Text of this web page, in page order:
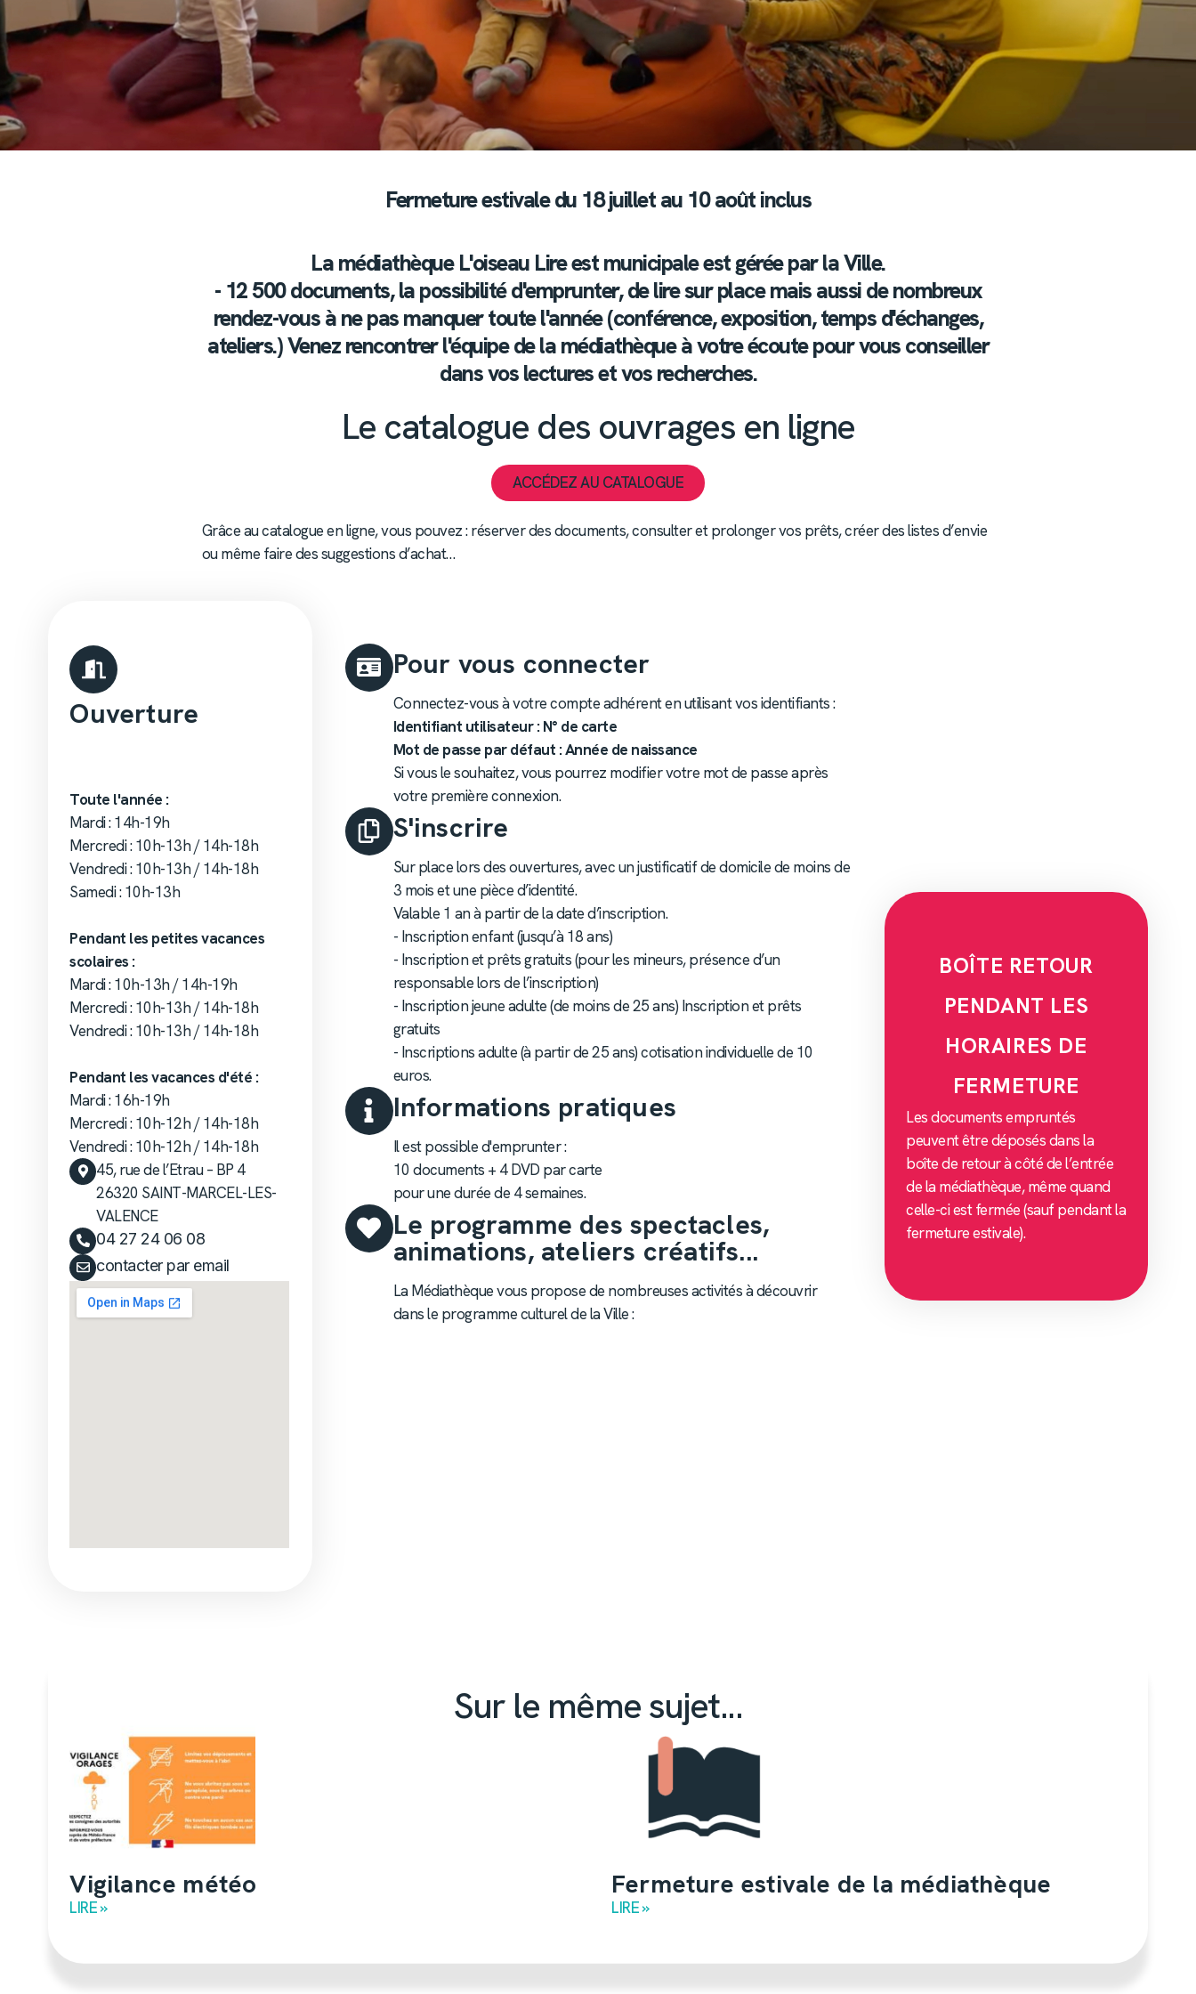
Fermeture estivale du 18 juillet au 10 août inclus
La médiathèque L'oiseau Lire est municipale est gérée par la Ville.
- 12 500 documents, la possibilité d'emprunter, de lire sur place mais aussi de nombreux
rendez-vous à ne pas manquer toute l'année (conférence, exposition, temps d'échanges,
ateliers.) Venez rencontrer l'équipe de la médiathèque à votre écoute pour vous conseiller
dans vos lectures et vos recherches.
Le catalogue des ouvrages en ligne
ACCÉDEZ AU CATALOGUE
Grâce au catalogue en ligne, vous pouvez : réserver des documents, consulter et prolonger vos prêts, créer des listes d’envie
ou même faire des suggestions d’achat…
Ouverture
Toute l'année :
Mardi : 14h-19h
Mercredi : 10h-13h / 14h-18h
Vendredi : 10h-13h / 14h-18h
Samedi : 10h-13h
Pendant les petites vacances
scolaires :
Mardi : 10h-13h / 14h-19h
Mercredi : 10h-13h / 14h-18h
Vendredi : 10h-13h / 14h-18h
Pendant les vacances d'été :
Mardi : 16h-19h
Mercredi : 10h-12h / 14h-18h
Vendredi : 10h-12h / 14h-18h
45, rue de l’Etrau – BP 4
26320 SAINT-MARCEL-LES-
VALENCE
04 27 24 06 08
contacter par email
Pour vous connecter
Connectez-vous à votre compte adhérent en utilisant vos identifiants :
Identifiant utilisateur : N° de carte
Mot de passe par défaut : Année de naissance
Si vous le souhaitez, vous pourrez modifier votre mot de passe après
votre première connexion.
S'inscrire
Sur place lors des ouvertures, avec un justificatif de domicile de moins de
3 mois et une pièce d’identité.
Valable 1 an à partir de la date d’inscription.
- Inscription enfant (jusqu’à 18 ans)
- Inscription et prêts gratuits (pour les mineurs, présence d’un
responsable lors de l’inscription)
- Inscription jeune adulte (de moins de 25 ans) Inscription et prêts
gratuits
- Inscriptions adulte (à partir de 25 ans) cotisation individuelle de 10
euros.
Informations pratiques
Il est possible d'emprunter :
10 documents + 4 DVD par carte
pour une durée de 4 semaines.
Le programme des spectacles,
animations, ateliers créatifs...
La Médiathèque vous propose de nombreuses activités à découvrir
dans le programme culturel de la Ville :
BOÎTE RETOUR
PENDANT LES
HORAIRES DE
FERMETURE
Les documents empruntés
peuvent être déposés dans la
boîte de retour à côté de l’entrée
de la médiathèque, même quand
celle-ci est fermée (sauf pendant la
fermeture estivale).
Sur le même sujet...
Vigilance météo
LIRE »
Fermeture estivale de la médiathèque
LIRE »